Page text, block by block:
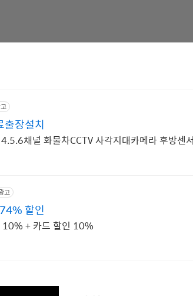
출장설치
채널 화물차CCTV 사각지대카메라 후방센
고
할인
10% + 카드 할인 10%